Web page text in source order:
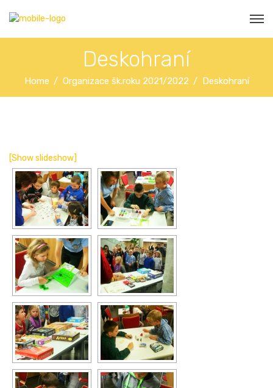
Deskohraní
Home Organizace šk.roku 2021/2022 Deskohraní
[Show slideshow]